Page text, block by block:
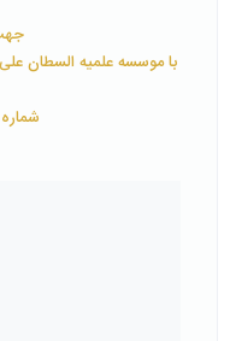
با موسسه علمیه السطان